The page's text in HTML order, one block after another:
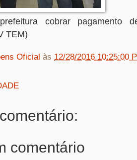
cobrar pagamento
TEM)
Oficial às 12/28/2016 10:25:00
comentário